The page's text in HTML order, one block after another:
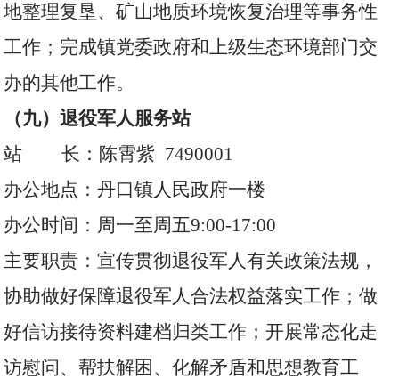
地整理复垦、矿山地质环境恢复治理等事务性
工作；完成镇党委政府和上级生态环境部门交
办的其他工作。
（九）退役军人服务站
站 长：陈霄紫 7490001
办公地点：丹口镇人民政府一楼
办公时间：周一至周五9:00-17:00
主要职责：宣传贯彻退役军人有关政策法规，
协助做好保障退役军人合法权益落实工作；做
好信访接待资料建档归类工作；开展常态化走
访慰问、帮扶解困、化解矛盾和思想教育工